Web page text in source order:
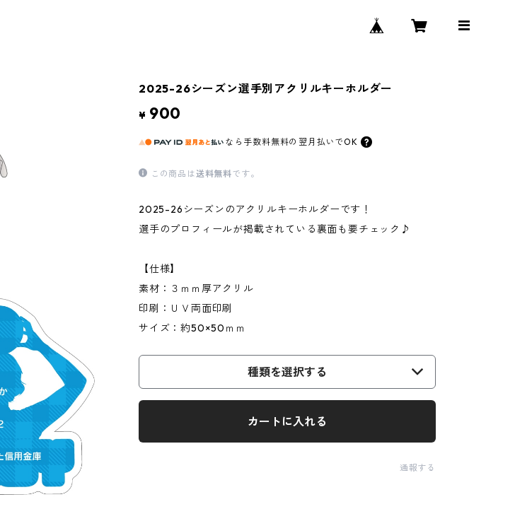
2025-26シーズン選手別アクリルキーホルダー
¥ 900
なら 手数料無料の 翌月払いでOK
この商品は送料無料です。
2025-26シーズンのアクリルキーホルダーです！
選手のプロフィールが掲載されている裏面も要チェック♪
【仕様】
素材：３ｍｍ厚アクリル
印刷：ＵＶ両面印刷
サイズ：約50×50ｍｍ
種類を選択する
カートに入れる
通報する